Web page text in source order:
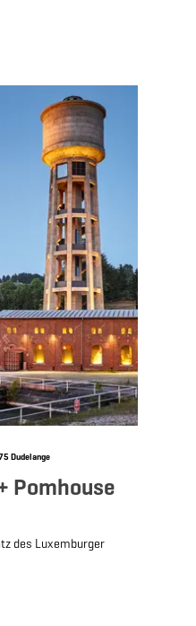
Dudelange
Pomhouse
des Luxemburger